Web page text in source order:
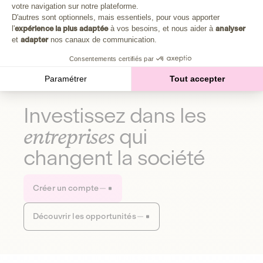
Plongez au cœur de la fabrique d'une autre économie,
celle qui fait du bien à la planète et aux humains.
Découvrir notre média
Investissez dans les
entreprises qui
changent la société
Créer un compte
Découvrir les opportunités
votre navigation sur notre plateforme.
D'autres sont optionnels, mais essentiels, pour vous apporter
l'expérience la plus adaptéeà vos besoins, et nous aider à analyser
et adapternos canaux de communication.
Consentements certifiés par
Paramétrer Tout accepter
Axeptio consent